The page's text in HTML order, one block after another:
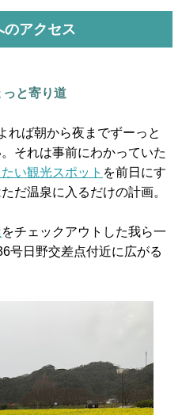
のアクセス
と寄り道
れば朝から夜までずーっと
それは事前にわかっていた
い観光スポット を前日にす
だ温泉に入るだけの計画。
をチェックアウトした我ら一
号日野交差点付近に広がる